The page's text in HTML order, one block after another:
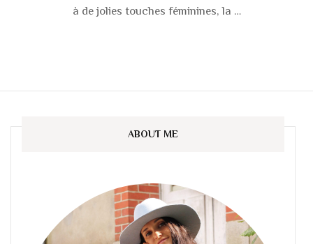
à de jolies touches féminines, la …
ABOUT ME